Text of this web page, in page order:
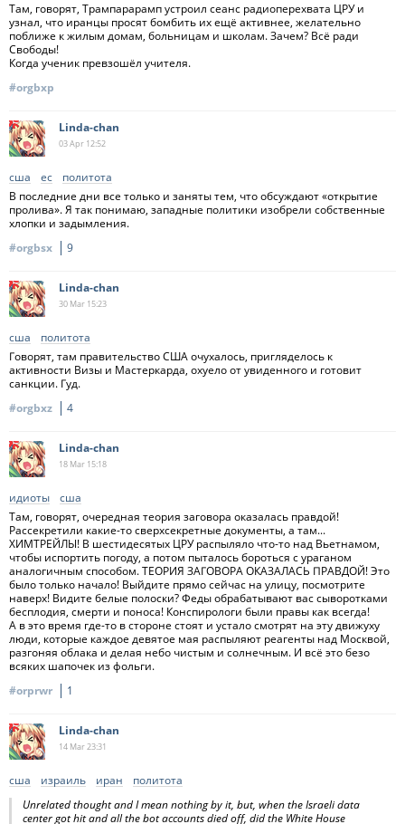
Там, говорят, Трампарарамп устроил сеанс радиоперехвата ЦРУ и
узнал, что иранцы просят бомбить их ещё активнее, желательно
поближе к жилым домам, больницам и школам. Зачем? Всё ради
Свободы!
Когда ученик превзошёл учителя.
#orgbxp
Linda-chan
03 Apr 12:52
сша ес
политота
В последние дни все только и заняты тем, что обсуждают «открытие
пролива». Я так понимаю, западные политики изобрели собственные
хлопки и задымления.
#orgbsx
9
Linda-chan
30 Mar 15:23
сша
политота
Говорят, там правительство США очухалось, пригляделось к
активности Визы и Мастеркарда, охуело от увиденного и готовит
санкции. Гуд.
#orgbxz
4
Linda-chan
18 Mar 15:18
идиоты
сша
Там, говорят, очередная теория заговора оказалась правдой!
Рассекретили какие-то сверхсекретные документы, а там...
ХИМТРЕЙЛЫ! В шестидесятых ЦРУ распыляло что-то над Вьетнамом,
чтобы испортить погоду, а потом пыталось бороться с ураганом
аналогичным способом. ТЕОРИЯ ЗАГОВОРА ОКАЗАЛАСЬ ПРАВДОЙ! Это
было только начало! Выйдите прямо сейчас на улицу, посмотрите
наверх! Видите белые полоски? Феды обрабатывают вас сыворотками
бесплодия, смерти и поноса! Конспирологи были правы как всегда!
А в это время где-то в стороне стоят и устало смотрят на эту движуху
люди, которые каждое девятое мая распыляют реагенты над Москвой,
разгоняя облака и делая небо чистым и солнечным. И всё это безо
всяких шапочек из фольги.
#orprwr
1
Linda-chan
14 Mar23:31
сша израиль иран
политота
Unrelated thought and I mean nothing by it, but, when the Israeli data
center got hit and all the bot accounts died off, did the White House